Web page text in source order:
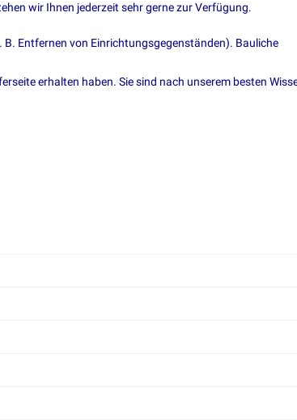
wir Ihnen jederzeit sehr gerne zur Verfügung.
Entfernen von Einrichtungsgegenständen). Bauliche
erhalten haben. Sie sind nach unserem besten